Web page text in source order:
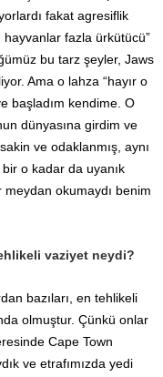
fakat agresiflik
hayvanlar fazla ürkütücü”
bu tarz şeyler, Jaws
Ama o lahza “hayır o
başladım kendime. O
dünyasına girdim ve
ve odaklanmış, aynı
o kadar da uyanık
meydan okumaydı benim
vaziyet neydi?
bazıları, en tehlikeli
olmuştur. Çünkü onlar
Cape Town
ve etrafımızda yedi